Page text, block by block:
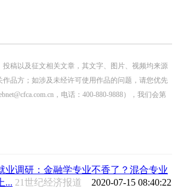
投稿以及征文相关文章，其文字、图片、视频均来源
品方；如涉及未经许可使用作品的问题，请您优先
，电话：400-880-9888），我们会第
业调研：金融学专业不香了？混合专业
... 21世纪经济报道 2020-07-15 08:40:22